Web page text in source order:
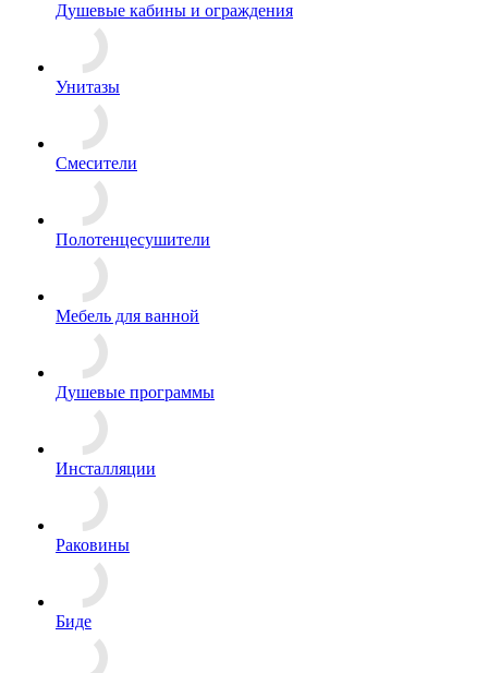
Душевые кабины и ограждения
Унитазы
Смесители
Полотенцесушители
Мебель для ванной
Душевые программы
Инсталляции
Раковины
Биде